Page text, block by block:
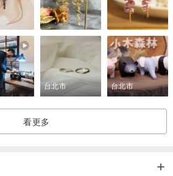
台北市 台北市
看更多